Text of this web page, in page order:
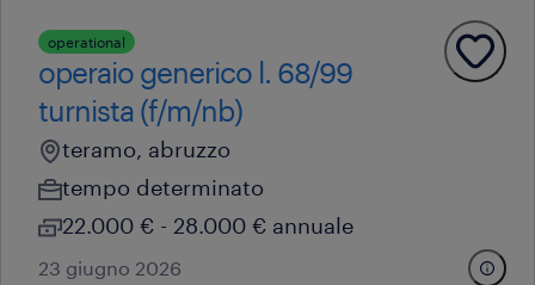
operational
operaio generico l. 68/99
turnista (f/m/nb)
teramo, abruzzo
tempo determinato
22.000 € - 28.000 € annuale
23 giugno 2026